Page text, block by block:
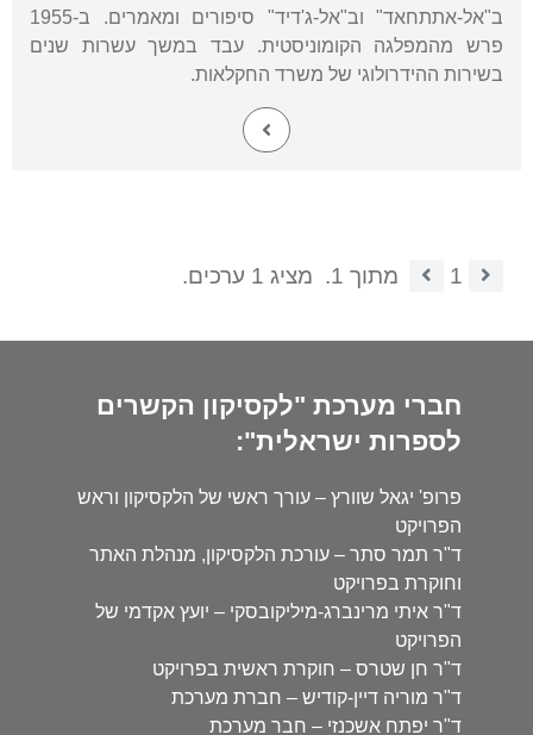
ב"אל-אתתחאד" וב"אל-ג'דיד" סיפורים ומאמרים. ב-1955
פרש מהמפלגה הקומוניסטית. עבד במשך עשרות שנים
בשירות ההידרולוגי של משרד החקלאות.
1 מתוך 1. מציג 1 ערכים.
חברי מערכת "לקסיקון הקשרים
לספרות ישראלית":
פרופ' יגאל שוורץ – עורך ראשי של הלקסיקון וראש
הפרויקט
ד"ר תמר סתר – עורכת הלקסיקון, מנהלת האתר
וחוקרת בפרויקט
ד"ר איתי מרינברג-מיליקובסקי – יועץ אקדמי של
הפרויקט
ד"ר חן שטרס – חוקרת ראשית בפרויקט
ד"ר מוריה דיין-קודיש – חברת מערכת
ד"ר יפתח אשכנזי – חבר מערכת